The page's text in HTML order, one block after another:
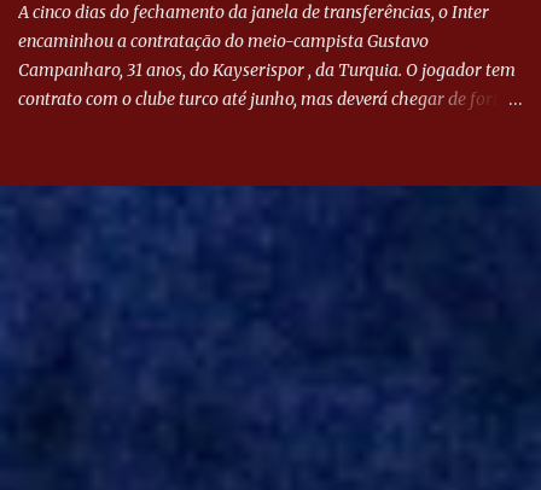
A cinco dias do fechamento da janela de transferências, o Inter
encaminhou a contratação do meio-campista Gustavo
Campanharo, 31 anos, do Kayserispor , da Turquia. O jogador tem
contrato com o clube turco até junho, mas deverá chegar de forma
Evian, da França, Hellas Verona, da Itália, e Ludogorets, da